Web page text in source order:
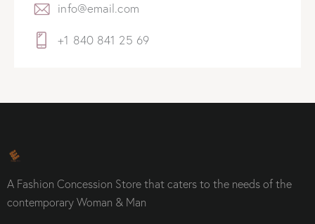
info@email.com
+1 840 841 25 69
A Fashion Concession Store that caters to the needs of the
contemporary Woman & Man